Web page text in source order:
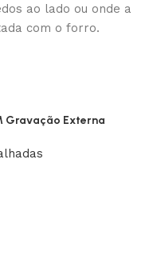
ao lado ou onde a
com o forro.
Gravação Externa